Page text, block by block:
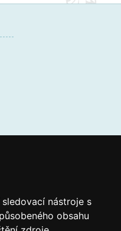
nástroje s
obsahu